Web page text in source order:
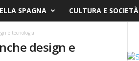
SPAGNA CULTURA E SOCIETÀ
e tecnologia
design e